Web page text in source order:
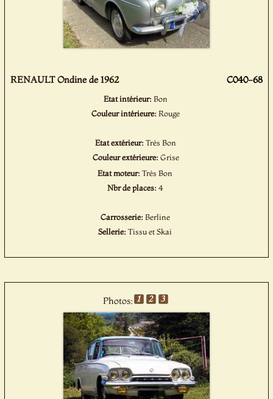
RENAULT Ondine de 1962 C040-68
Etat intérieur:Bon
Couleur intérieure:Rouge
Etat extérieur:Très Bon
Couleur extérieure: Grise
Etat moteur:Très Bon
Nbr de places: 4
Carrosserie: Berline
Sellerie:Tissu et Skai
Photos: